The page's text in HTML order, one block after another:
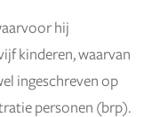
hij
kinderen, waarvan
ingeschreven op
personen (brp).